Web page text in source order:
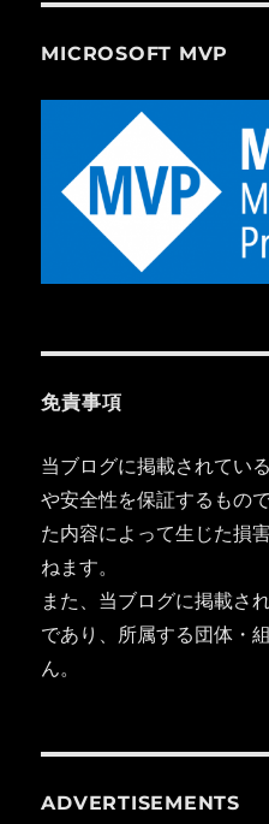
MICROSOFT MVP
免責事項
当ブログに掲載されてい
や安全性を保証するもの
た内容によって生じた損
ねます。
また、当ブログに掲載さ
であり、所属する団体・
ん。
ADVERTISEMENTS